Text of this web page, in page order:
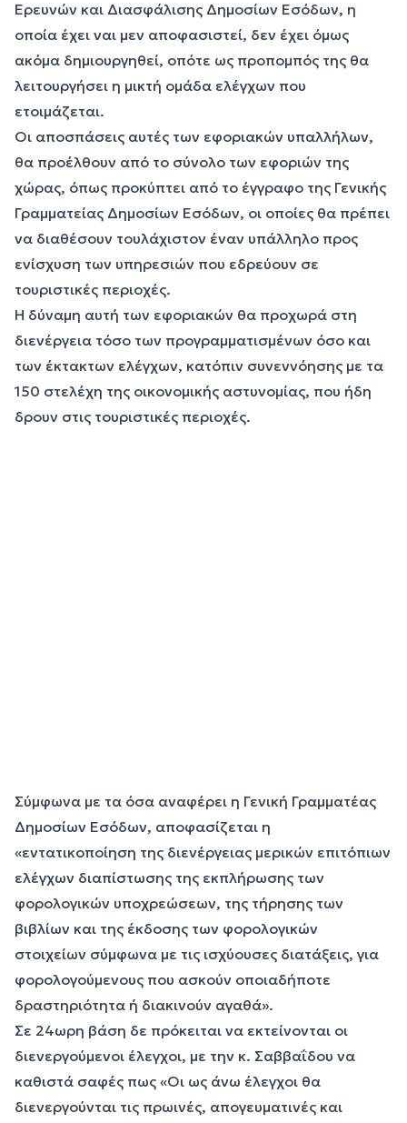
Ερευνών και Διασφάλισης Δημοσίων Εσόδων, η
οποία έχει ναι μεν αποφασιστεί, δεν έχει όμως
ακόμα δημιουργηθεί, οπότε ως προπομπός της θα
λειτουργήσει η μικτή ομάδα ελέγχων που
ετοιμάζεται.
Οι αποσπάσεις αυτές των εφοριακών υπαλλήλων,
θα προέλθουν από το σύνολο των εφοριών της
χώρας, όπως προκύπτει από το έγγραφο της Γενικής
Γραμματείας Δημοσίων Εσόδων, οι οποίες θα πρέπει
να διαθέσουν τουλάχιστον έναν υπάλληλο προς
ενίσχυση των υπηρεσιών που εδρεύουν σε
τουριστικές περιοχές.
Η δύναμη αυτή των εφοριακών θα προχωρά στη
διενέργεια τόσο των προγραμματισμένων όσο και
των έκτακτων ελέγχων, κατόπιν συνεννόησης με τα
150 στελέχη της οικονομικής αστυνομίας, που ήδη
δρουν στις τουριστικές περιοχές.
Σύμφωνα με τα όσα αναφέρει η Γενική Γραμματέας
Δημοσίων Εσόδων, αποφασίζεται η
«εντατικοποίηση της διενέργειας μερικών επιτόπιων
ελέγχων διαπίστωσης της εκπλήρωσης των
φορολογικών υποχρεώσεων, της τήρησης των
βιβλίων και της έκδοσης των φορολογικών
στοιχείων σύμφωνα με τις ισχύουσες διατάξεις, για
φορολογούμενους που ασκούν οποιαδήποτε
δραστηριότητα ή διακινούν αγαθά».
Σε 24ωρη βάση δε πρόκειται να εκτείνονται οι
διενεργούμενοι έλεγχοι, με την κ. Σαββαΐδου να
καθιστά σαφές πως «Οι ως άνω έλεγχοι θα
διενεργούνται τις πρωινές, απογευματινές και